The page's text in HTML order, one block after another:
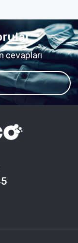
cevapları